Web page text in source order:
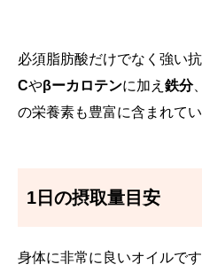
必須脂肪酸だけでなく強い
Cやβーカロテンに加え 鉄分、
の栄養素も豊富に含まれてい
1日の摂取量目安
身体に非常に良いオイルで